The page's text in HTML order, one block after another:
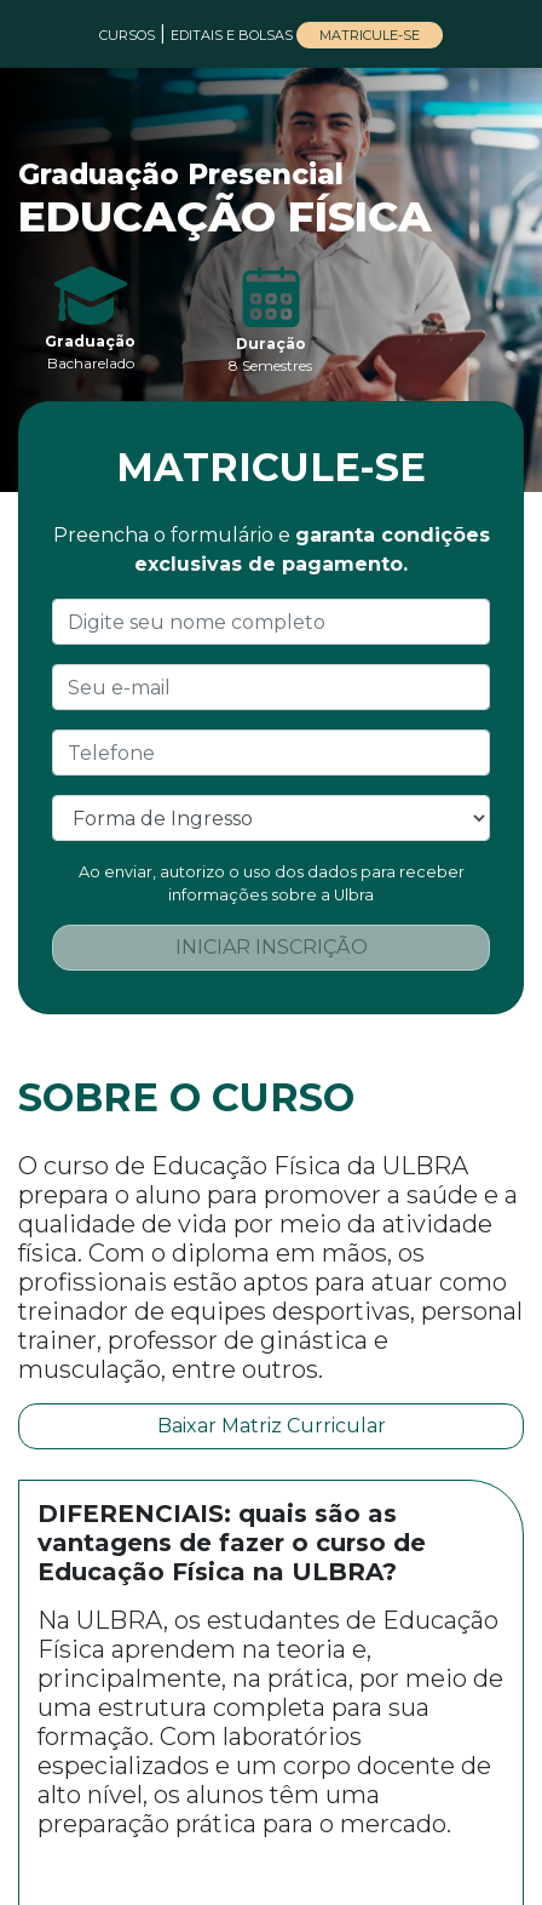
CURSOS EDITAIS E BOLSAS MATRICULE-SE
Graduação Presencial
EDUCAÇÃO FÍSICA
Graduação
Bacharelado
Duração
8 Semestres
MATRICULE-SE
Preencha o formulário e garanta condições
exclusivas de pagamento.
Ao enviar, autorizo o uso dos dados para receber
informações sobre a Ulbra
INICIAR INSCRIÇÃO
SOBRE O CURSO
O curso de Educação Física da ULBRA
prepara o aluno para promover a saúde e a
qualidade de vida por meio da atividade
física. Com o diploma em mãos, os
profissionais estão aptos para atuar como
treinador de equipes desportivas, personal
trainer, professor de ginástica e
musculação, entre outros.
Baixar Matriz Curricular
DIFERENCIAIS: quais são as
vantagens de fazer o curso de
Educação Física na ULBRA?
Na ULBRA, os estudantes de Educação
Física aprendem na teoria e,
principalmente, na prática, por meio de
uma estrutura completa para sua
formação. Com laboratórios
especializados e um corpo docente de
alto nível, os alunos têm uma
preparação prática para o mercado.